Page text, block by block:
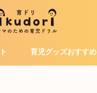
育児グッズおすすめ